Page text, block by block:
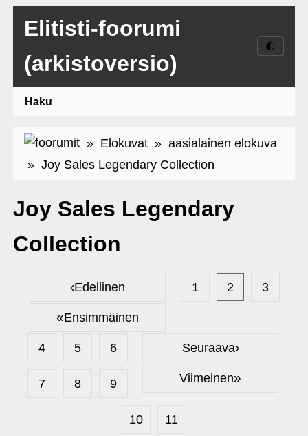
Elitisti-foorumi
(arkistoversio)
🌓
Haku
» Elokuvat» aasialainen elokuva
» Joy Sales Legendary Collection
Joy Sales Legendary
Collection
‹Edellinen
«Ensimmäinen
Seuraava›
Viimeinen»
1 2 3
4 5 6
7 8 9
10 11